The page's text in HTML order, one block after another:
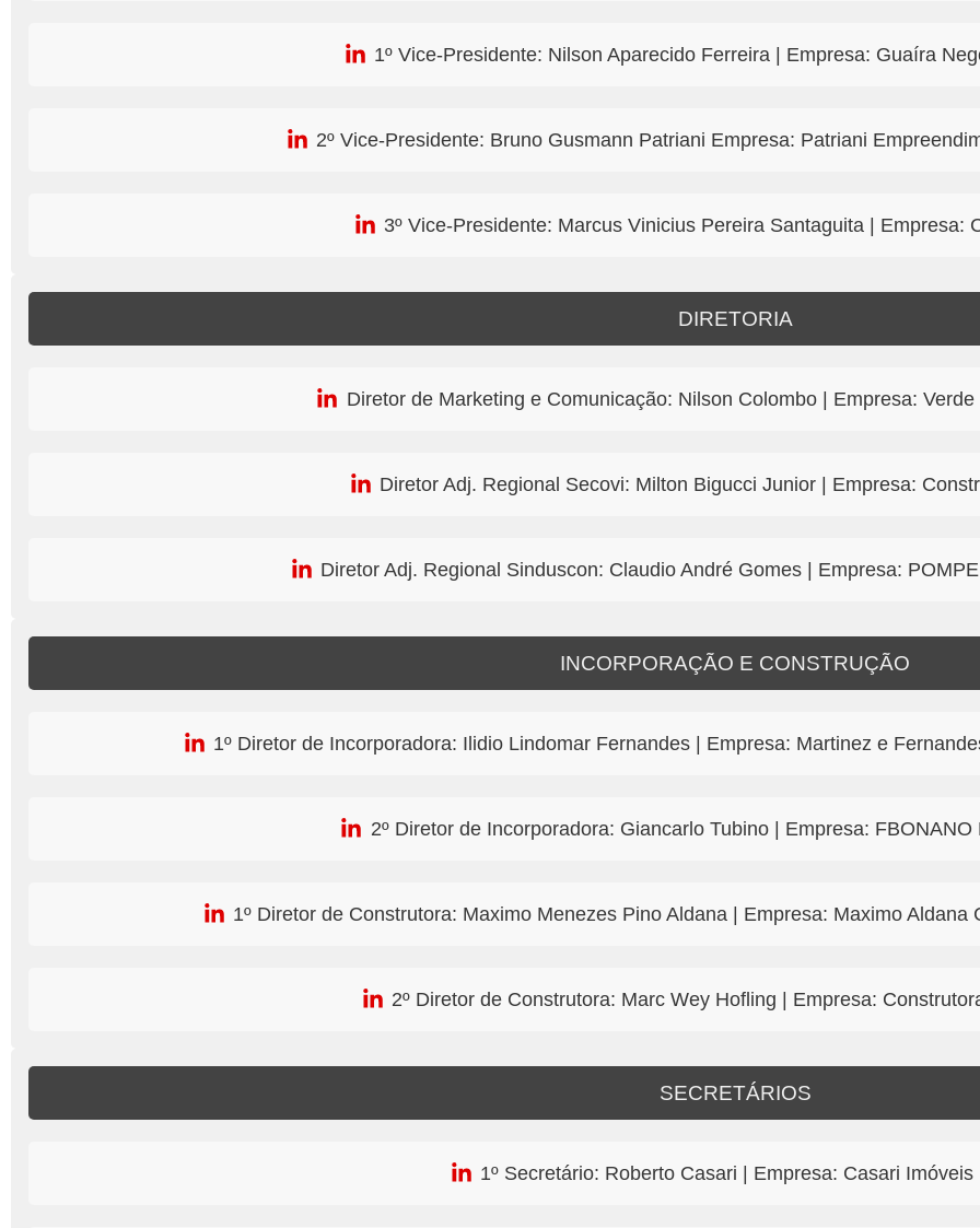
1º Vice-Presidente: Nilson Aparecido Ferreira | Empresa: Guaíra
2º Vice-Presidente: Bruno Gusmann Patriani Empresa: Patriani
3º Vice-Presidente: Marcus Vinicius Pereira Santaguita | Empresa:
DIRETORIA
Diretor de Marketing e Comunicação: Nilson Colombo | Empresa:
Diretor Adj. Regional Secovi: Milton Bigucci Junior | Empresa:
Diretor Adj. Regional Sinduscon: Claudio André Gomes | Empresa:
INCORPORAÇÃO E CONSTRUÇÃO
1º Diretor de Incorporadora: Ilidio Lindomar Fernandes | Empresa: Martinez e
2º Diretor de Incorporadora: Giancarlo Tubino | Empresa: FBONANO
1º Diretor de Construtora: Maximo Menezes Pino Aldana | Empresa: Maximo
2º Diretor de Construtora: Marc Wey Hofling | Empresa:
SECRETÁRIOS
1º Secretário: Roberto Casari | Empresa: Casari Imóveis